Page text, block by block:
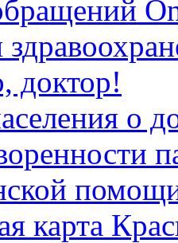
доктор!
о
карта